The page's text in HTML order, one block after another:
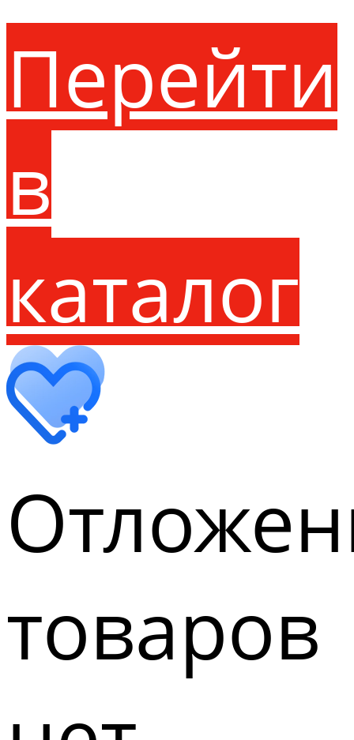
Перейти
в
каталог
товаров